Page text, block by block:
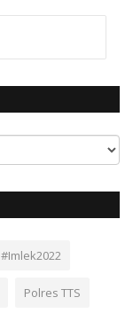
#Imlek2022
Polres TTS